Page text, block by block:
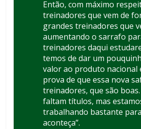
Então, com máximo
treinadores que vem de
grandes treinadores que
aumentando o sarrafo
treinadores daqui
temos de dar um
valor ao produto nacional
prova de que essa nova
treinadores, que são
faltam títulos, mas
trabalhando bastante
aconteça”.